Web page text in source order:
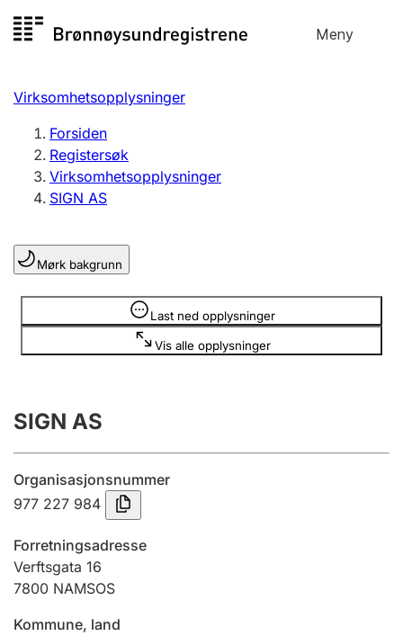
til
Meny
Registersøk
Aksjeselskap
Enkeltpersonforetak
Registrere, endre, slette
Lag og forening
Registrere, endre, slette
Årsregnskap
Innsending og forsinkelsesgebyr
Tinglysing
Jeger
Virksomhetsopplysninger
Forsiden
Registersøk
Virksomhetsopplysninger
SIGN AS
Mørk bakgrunn
Last ned opplysninger
Vis alle opplysninger
Opplysninger er skjult
SIGN AS
Organisasjonsnummer
977 227 984
Forretningsadresse
Verftsgata 16
7800 NAMSOS
Kommune, land